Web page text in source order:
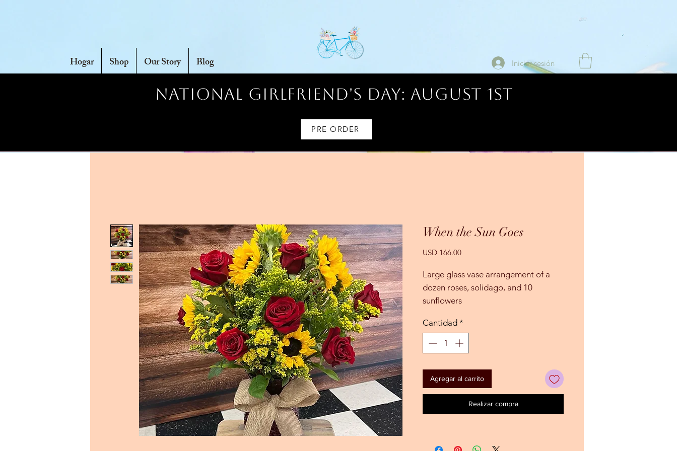
Hogar Shop Our Story Blog Iniciar sesión
National Girlfriend's Day: AUGUST 1ST
PRE ORDER
When the Sun Goes
USD 166.00Precio
Large glass vase arrangement of a
dozen roses, solidago, and 10
sunflowers
Cantidad *
Agregar al carrito
Realizar compra